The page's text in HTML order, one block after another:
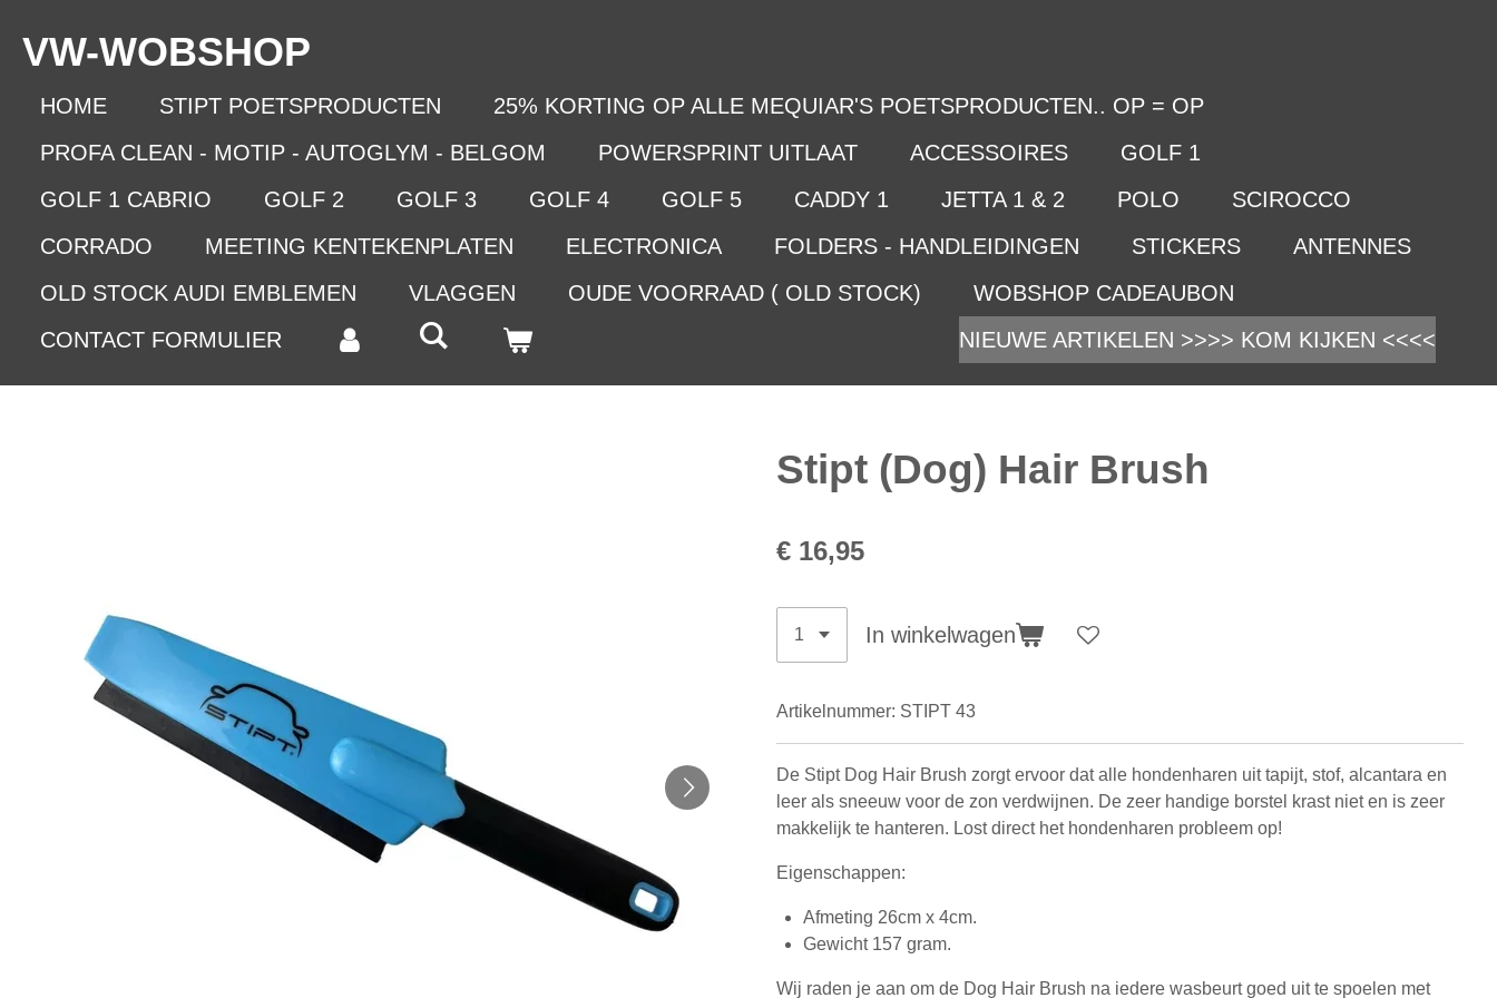
direct
VW-WOBSHOP
HOME STIPT POETSPRODUCTEN
25% KORTING OP ALLE MEQUIAR'S POETSPRODUCTEN.. OP = OP
PROFA CLEAN - MOTIP - AUTOGLYM - BELGOM
POWERSPRINT UITLAAT ACCESSOIRES
GOLF 1
GOLF 1 CABRIO
GOLF 2 GOLF 3 GOLF 4 GOLF 5 CADDY 1 JETTA 1 & 2 POLO
SCIROCCO
CORRADO
MEETING KENTEKENPLATEN ELECTRONICA FOLDERS - HANDLEIDINGEN STICKERS
ANTENNES
OLD STOCK AUDI EMBLEMEN
VLAGGEN OUDE VOORRAAD ( OLD STOCK)
WOBSHOP CADEAUBON
CONTACT FORMULIER
NIEUWE ARTIKELEN >>>> KOM KIJKEN <<<<
Stipt (Dog) Hair Brush
€ 16,95
In winkelwagen
Artikelnummer: STIPT 43
De Stipt Dog Hair Brush zorgt ervoor dat alle hondenharen uit tapijt, stof, alcantara en
leer als sneeuw voor de zon verdwijnen. De zeer handige borstel krast niet en is zeer
makkelijk te hanteren. Lost direct het hondenharen probleem op!
Eigenschappen:
Afmeting 26cm x 4cm.
Gewicht 157 gram.
Wij raden je aan om de Dog Hair Brush na iedere wasbeurt goed uit te spoelen met